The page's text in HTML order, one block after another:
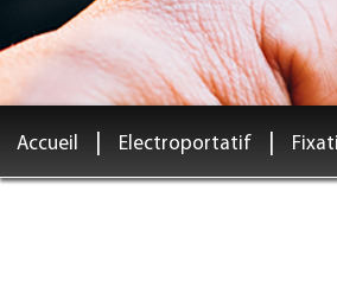
Accueil Electroportatif